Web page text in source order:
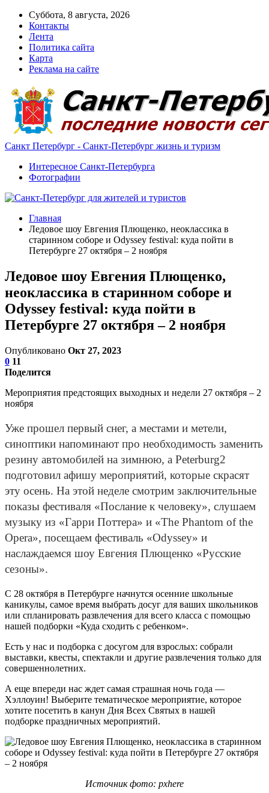
Суббота, 8 августа, 2026
Контакты
Лента
Политика сайта
Карта
Реклама на сайте
Санкт Петербург - Санкт-Петербург жизнь и туризм
Интересное Санкт-Петербурга
Фотографии
Главная
Ледовое шоу Евгения Плющенко, неоклассика в
cтаринном соборе и Odyssey festival: куда пойти в
Петербурге 27 октября – 2 ноября
Ледовое шоу Евгения Плющенко,
неоклассика в cтаринном соборе и
Odyssey festival: куда пойти в
Петербурге 27 октября – 2 ноября
Опубликовано Окт 27, 2023
0 11
Поделится
Мероприятия предстоящих выходных и недели 27 октября – 2
ноября
Уже прошел первый снег, а местами и метели,
синоптики напоминают про необходимость заменить
резину автомобилей на зимнюю, а Peterburg2
подготовил афишу мероприятий, которые скрасят
эту осень. На этой неделе смотрим заключительные
показы фестиваля «Послание к человеку», слушаем
музыку из «Гарри Поттера» и «The Phantom of the
Opera», посещаем фестиваль «Odyssey» и
наслаждаемся шоу Евгения Плющенко «Русские
сезоны».
С 28 октября в Петербурге начнутся осенние школьные
каникулы, самое время выбрать досуг для ваших школьников
или спланировать развлечения для всего класса с помощью
нашей подборки «Куда сходить с ребенком».
Есть у нас и подборка с досугом для взрослых: собрали
выставки, квесты, спектакли и другие развлечения только для
совершеннолетних.
А еще впереди нас ждет самая страшная ночь года —
Хэллоуин! Выберите тематическое мероприятие, которое
хотите посетить в канун Дня Всех Святых в нашей
подборке праздничных мероприятий.
Источник фото: pxhere